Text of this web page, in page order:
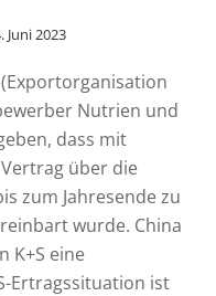
Juni 2023
Nutrien und
dass mit
über die
zum Jahresende zu
wurde. China
K+S eine
Ertragssituation ist